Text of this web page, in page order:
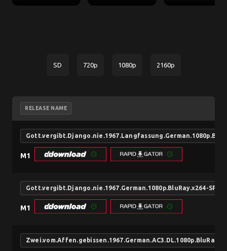
SD 720p 1080p 2160p
RELEASE NAME
M1
Gott.vergibt.Django.nie.1967.German.1080p.BluRay.x264-SPiCY
M1